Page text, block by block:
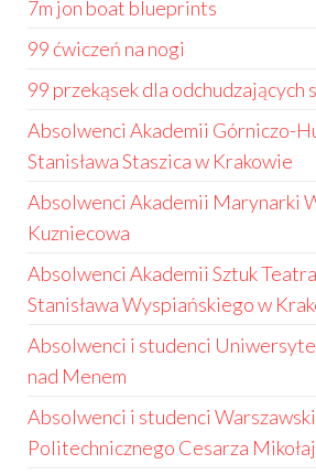
7m jon boat blueprints
99 ćwiczeń na nogi
99 przekąsek dla odchudzających
Absolwenci Akademii Górniczo-
Stanisława Staszica w Krakowie
Absolwenci Akademii Marynarki
Kuzniecowa
Absolwenci Akademii Sztuk
Stanisława Wyspiańskiego w
Absolwenci i studenci
nad Menem
Absolwenci i studenci
Politechnicznego Cesarza